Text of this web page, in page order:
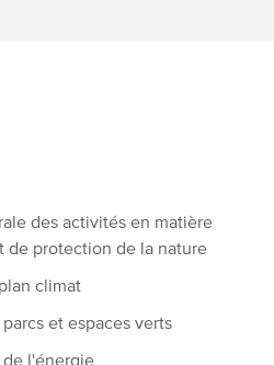
des activités en matière
de protection de la nature
climat
et espaces verts
l'énergie